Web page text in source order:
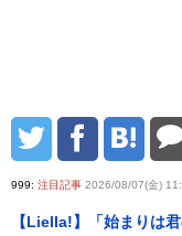
999: 注目記事 2026/08/07(金)
【Liella!】「始まりは